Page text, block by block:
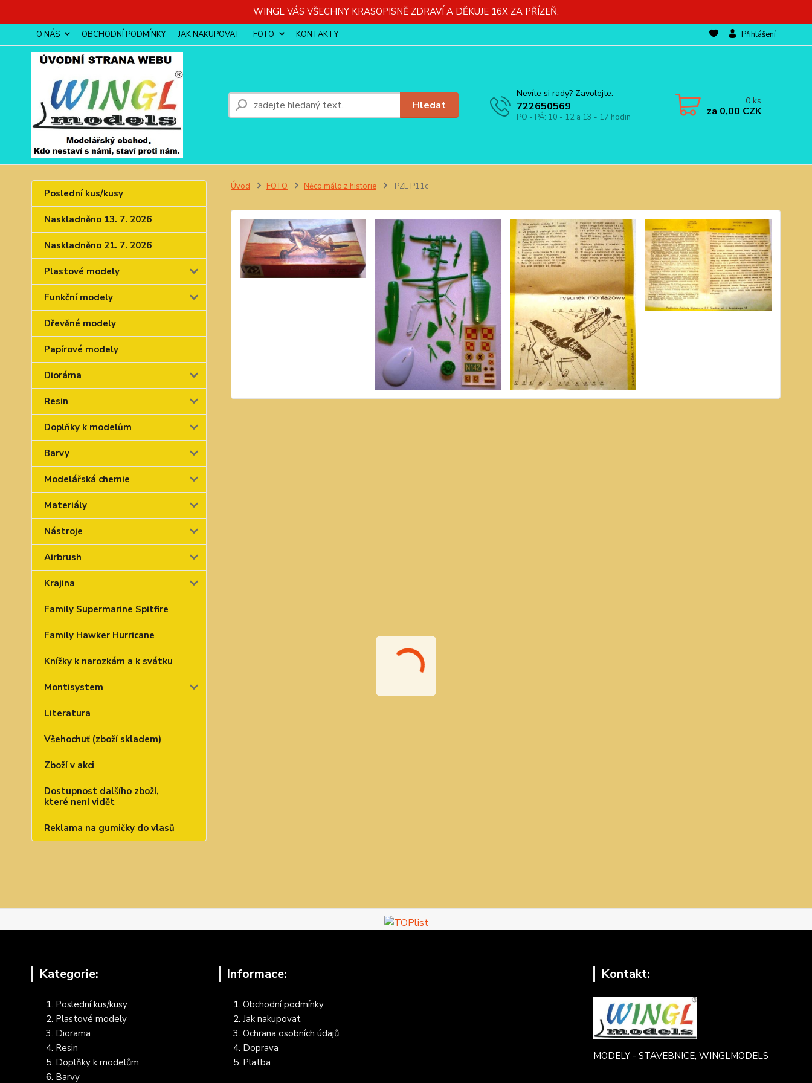
WINGL VÁS VŠECHNY KRASOPISNĚ ZDRAVÍ A DĚKUJE 16X ZA PŘÍZEŇ.
O NÁS OBCHODNÍ PODMÍNKY JAK NAKUPOVAT FOTO KONTAKTY Přihlášení
Hledat
Nevíte si rady? Zavolejte.
722650569
PO - PÁ: 10 - 12 a 13 - 17 hodin
0 ks
za 0,00 CZK
Poslední kus/kusy
Naskladněno 13. 7. 2026
Naskladněno 21. 7. 2026
Plastové modely
Funkční modely
Dřevěné modely
Papírové modely
Dioráma
Resin
Doplňky k modelům
Barvy
Modelářská chemie
Materiály
Nástroje
Airbrush
Krajina
Family Supermarine Spitfire
Family Hawker Hurricane
Knížky k narozkám a k svátku
Montisystem
Literatura
Všehochuť (zboží skladem)
Zboží v akci
Dostupnost dalšího zboží,
které není vidět
Reklama na gumičky do vlasů
Úvod FOTO Něco málo z historie PZL P11c
Kategorie:
Poslední kus/kusy
Plastové modely
Diorama
Resin
Doplňky k modelům
Barvy
Informace:
Obchodní podmínky
Jak nakupovat
Ochrana osobních údajů
Doprava
Platba
Kontakt:
MODELY - STAVEBNICE, WINGLMODELS